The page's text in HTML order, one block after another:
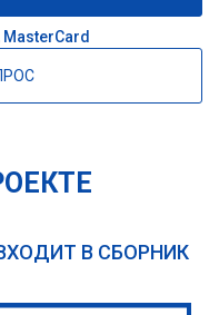
В СБОРНИК